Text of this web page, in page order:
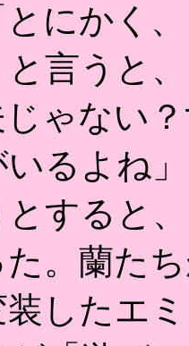
とにかく
と言うと
じゃない
いるよね
すると
。蘭た
したエ